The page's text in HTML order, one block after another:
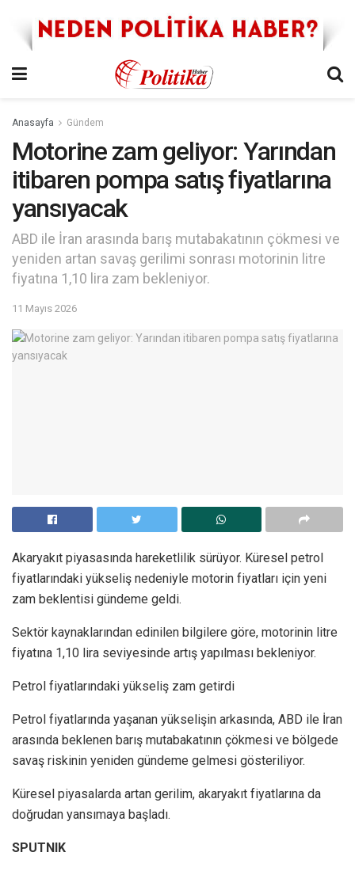
Anasayfa Gündem
Motorine zam geliyor: Yarından
itibaren pompa satış fiyatlarına
yansıyacak
ABD ile İran arasında barış mutabakatının çökmesi ve
yeniden artan savaş gerilimi sonrası motorinin litre
fiyatına 1,10 lira zam bekleniyor.
11 Mayıs 2026
Akaryakıt piyasasında hareketlilik sürüyor. Küresel petrol
fiyatlarındaki yükseliş nedeniyle motorin fiyatları için yeni
zam beklentisi gündeme geldi.
Sektör kaynaklarından edinilen bilgilere göre, motorinin litre
fiyatına 1,10 lira seviyesinde artış yapılması bekleniyor.
Petrol fiyatlarındaki yükseliş zam getirdi
Petrol fiyatlarında yaşanan yükselişin arkasında, ABD ile İran
arasında beklenen barış mutabakatının çökmesi ve bölgede
savaş riskinin yeniden gündeme gelmesi gösteriliyor.
Küresel piyasalarda artan gerilim, akaryakıt fiyatlarına da
doğrudan yansımaya başladı.
SPUTNIK